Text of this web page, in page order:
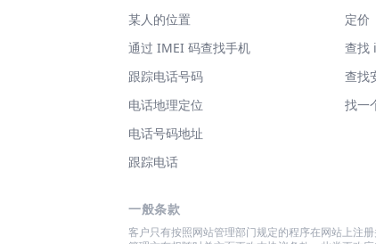
某人的位置
通过 IMEI 码查找手机
跟踪电话号码
电话地理定位
电话号码地址
跟踪电话
定价
查找
查找
找一
一般条款
客户只有按照网站管理部门规定的程序在网站上注